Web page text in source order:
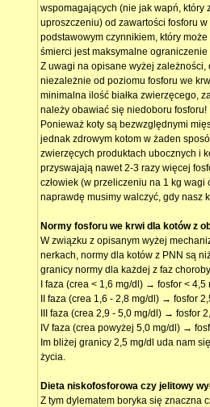
wspomagających (nie jak wapń, który
uproszczeniu) od zawartości fosforu
podstawowym czynnikiem, który
śmierci jest maksymalne
Z uwagi na opisane wyżej
niezależnie od poziomu fosforu we
minimalna ilość białka zwierzęcego,
należy obawiać się niedoboru fosforu!
Ponieważ koty są bezwzględnymi
jednak zdrowym kotom w żaden
zwierzęcych produktach ubocznych i
przyswajają nawet 2-3 razy więcej
człowiek (w przeliczeniu na 1 kg
naprawdę musimy walczyć, gdy nasz
Normy fosforu we krwi dla kotów z
W związku z opisanym wyżej
nerkach, normy dla kotów z PNN są
granicy normy dla każdej z faz
I faza (crea < 1,6 mg/dl) → fosfor <
II faza (crea 1,6 - 2,8 mg/dl) → fosfor
III faza (crea 2,9 - 5,0 mg/dl) → fosfor
IV faza (crea powyżej 5,0 mg/dl) →
Im bliżej granicy 2,5 mg/dl uda nam
życia.
Dieta niskofosforowa czy jelitowy
Z tym dylematem boryka się znaczna